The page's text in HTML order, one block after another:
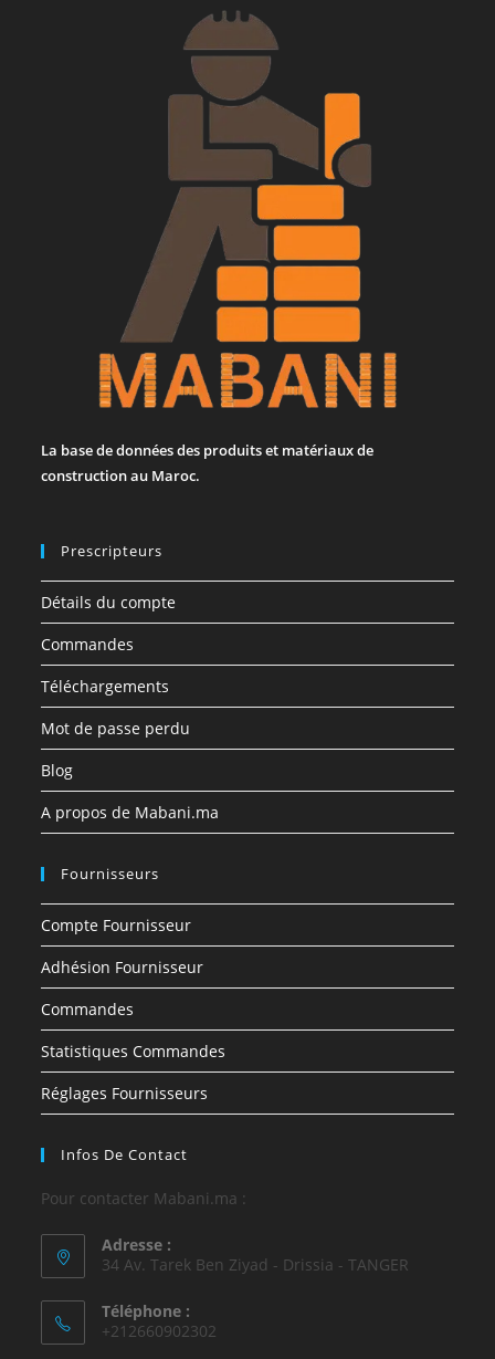
La base de données des produits et matériaux de
construction au Maroc.
Prescripteurs
Détails du compte
Commandes
Téléchargements
Mot de passe perdu
Blog
A propos de Mabani.ma
Fournisseurs
Compte Fournisseur
Adhésion Fournisseur
Commandes
Statistiques Commandes
Réglages Fournisseurs
Infos De Contact
Pour contacter Mabani.ma :
Adresse :
34 Av. Tarek Ben Ziyad - Drissia - TANGER
Téléphone :
+212660902302